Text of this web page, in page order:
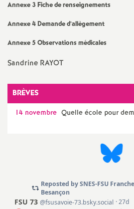
Annexe 3 Fiche de renseignements
Annexe 4 Demande d’allègement
Annexe 5 Observations médicales
Sandrine RAYOT
BRÈVES
14 novembre Quelle école pour